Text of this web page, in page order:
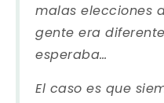
malas elecciones
gente era
esperaba…
El caso es que